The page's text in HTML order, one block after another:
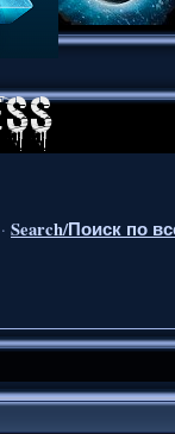
Search/Поиск по